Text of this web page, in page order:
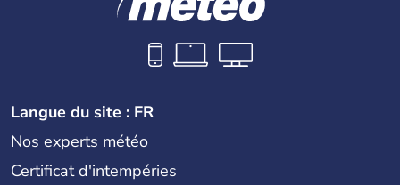
Langue du site : FR
Nos experts météo
Certificat d'intempéries